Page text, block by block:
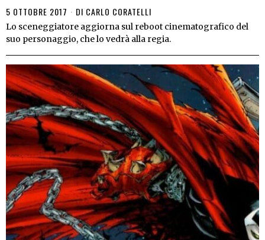
5 OTTOBRE 2017 DI CARLO CORATELLI
Lo sceneggiatore aggiorna sul reboot cinematografico del
suo personaggio, che lo vedrà alla regia.